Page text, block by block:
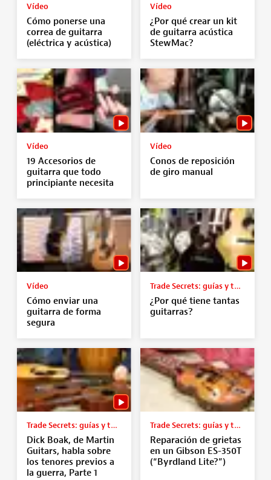
Vídeo
Cómo ponerse una
correa de guitarra
(eléctrica y acústica)
Vídeo
¿Por qué crear un kit
de guitarra acústica
StewMac?
Vídeo
19 Accesorios de
guitarra que todo
principiante necesita
Vídeo
Conos de reposición
de giro manual
Vídeo
Cómo enviar una
guitarra de forma
segura
Trade Secrets: guías y tutoriales
¿Por qué tiene tantas
guitarras?
Trade Secrets: guías y tutoriales
Dick Boak, de Martin
Guitars, habla sobre
los tenores previos a
la guerra, Parte 1
Trade Secrets: guías y tutoriales
Reparación de grietas
en un Gibson ES-350T
(“Byrdland Lite?”)